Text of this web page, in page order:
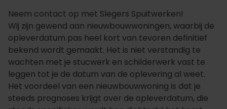
Neem contact op met Slegers Spuitwerken!
Wij zijn gewend aan nieuwbouwwoningen, waarbij de
opleverdatum pas heel kort van tevoren definitief
bekend wordt gemaakt. Het is niet verstandig te
wachten met je stucwerk en schilderwerk vast te
leggen tot je de datum van de oplevering al weet.
Het voordeel van een nieuwbouwwoning is dat je
steeds prognoses krijgt over de opleverdatum, die